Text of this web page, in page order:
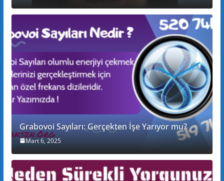
Grabovoi Sayıları: Gerçekten İşe Yarıyor mu?
Mart 6, 2025